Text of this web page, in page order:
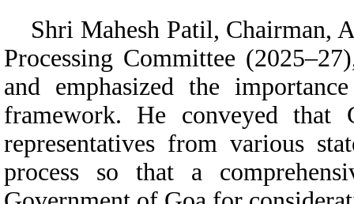
Shri Mahesh Patil, Chairman,
Processing Committee
and emphasized the
framework. He conveyed that
representatives from various
process so that a